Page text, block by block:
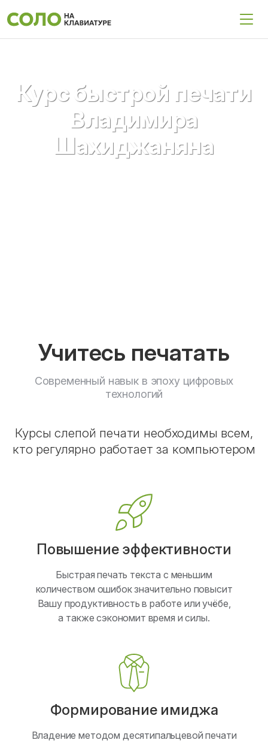
Курс быстрой печати
Владимира
Шахиджаняна
Учитесь печатать
Современный навык в эпоху цифровых
технологий
Курсы слепой печати необходимы всем,
кто регулярно работает за компьютером
Повышение эффективности
Быстрая печать текста с меньшим
количеством ошибок значительно повысит
Вашу продуктивность в работе или учёбе,
а также сэкономит время и силы.
Формирование имиджа
Владение методом десятипальцевой печати